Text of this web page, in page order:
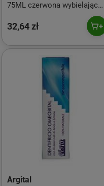
75ML czerwona wybielająco-
ściągająca na bazie 8 esencji
olejków
32,64 zł
Argital